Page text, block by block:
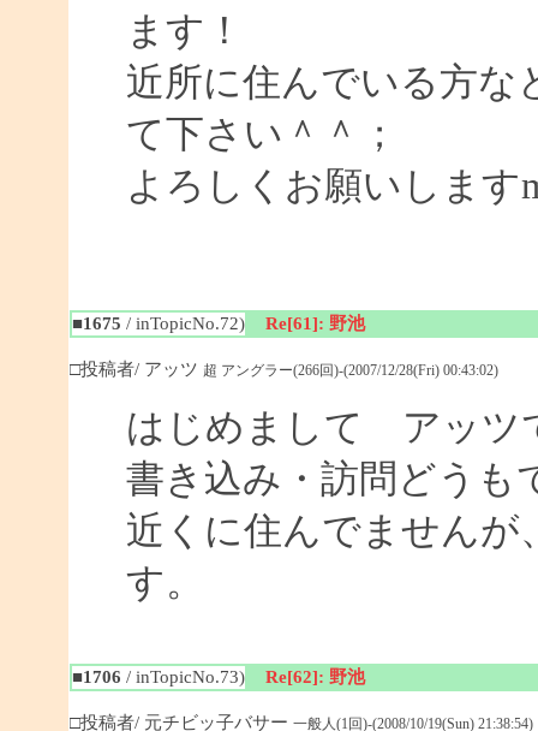
ます！
近所に住んでいる方な
て下さい＾＾；
よろしくお願いします
■1675 / inTopicNo.72) Re[61]: 野池
□投稿者/ アッツ 超 アングラー(266回)-(2007/12/28(Fri) 00:43:02)
はじめまして アッツ
書き込み・訪問どうも
近くに住んでませんが
す。
■1706 / inTopicNo.73) Re[62]: 野池
□投稿者/ 元チビッ子バサー 一般人(1回)-(2008/10/19(Sun) 21:38:54)